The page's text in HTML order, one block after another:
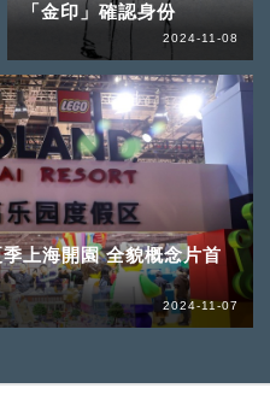
「金印」確認身份
2024-11-08
上海開園 全貌概念片首
2024-11-07